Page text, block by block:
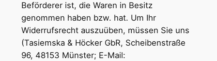
Beförderer ist, die Waren in Besitz
genommen haben bzw. hat. Um Ihr
Widerrufsrecht auszuüben, müssen Sie uns
(Tasiemska & Höcker GbR, Scheibenstraße
96, 48153 Münster; E-Mail: